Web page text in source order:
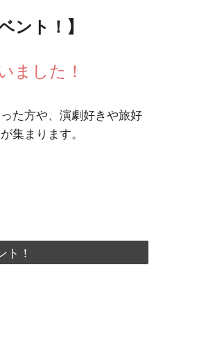
ント！】
ました！
た方や、 演劇好きや旅好
集まります。
ト！